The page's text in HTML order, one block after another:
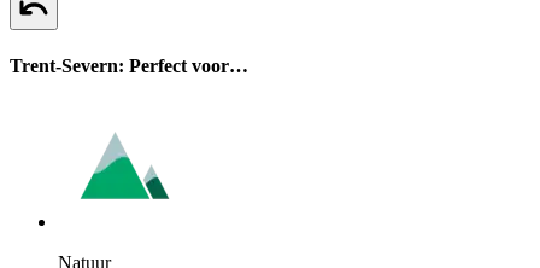
Trent-Severn: Perfect voor…
Natuur